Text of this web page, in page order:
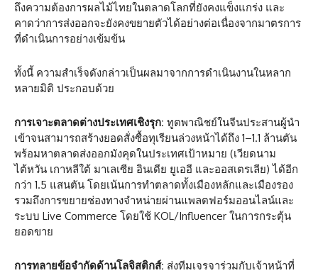
ถึงความต้องการผลไม้ไทยในตลาดโลกที่ยังคงแข็งแกร่ง และ
คาดว่าการส่งออกจะยังคงขยายตัวได้อย่างต่อเนื่องจากมาตรการ
ที่ดำเนินการอย่างเข้มข้น
ทั้งนี้ ความสำเร็จดังกล่าวเป็นผลมาจากการดำเนินงานในหลาก
หลายมิติ ประกอบด้วย
การเจาะตลาดต่างประเทศเชิงรุก: ทูตพาณิชย์ในจีนประสานผู้นำ
เข้าจนสามารถสร้างยอดสั่งซื้อทุเรียนล่วงหน้าได้ถึง 1–1.1 ล้านตัน
พร้อมหาตลาดส่งออกมังคุดในประเทศเป้าหมาย (เวียดนาม
ไต้หวัน เกาหลีใต้ มาเลเซีย อินเดีย ยูเออี และออสเตรเลีย) ได้อีก
กว่า 1.5 แสนตัน โดยเน้นการทำตลาดทั้งเมืองหลักและเมืองรอง
รวมถึงการขยายช่องทางจำหน่ายผ่านแพลตฟอร์มออนไลน์และ
ระบบ Live Commerce โดยใช้ KOL/Influencer ในการกระตุ้น
ยอดขาย
การทลายข้อจำกัดด้านโลจิสติกส์: ส่งทีมเจรจาร่วมกับเจ้าหน้าที่